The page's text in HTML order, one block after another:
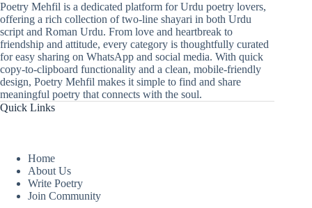
Poetry Mehfil is a dedicated platform for Urdu poetry lovers,
offering a rich collection of two-line shayari in both Urdu
script and Roman Urdu. From love and heartbreak to
friendship and attitude, every category is thoughtfully curated
for easy sharing on WhatsApp and social media. With quick
copy-to-clipboard functionality and a clean, mobile-friendly
design, Poetry Mehfil makes it simple to find and share
meaningful poetry that connects with the soul.
Quick Links
Home
About Us
Write Poetry
Join Community